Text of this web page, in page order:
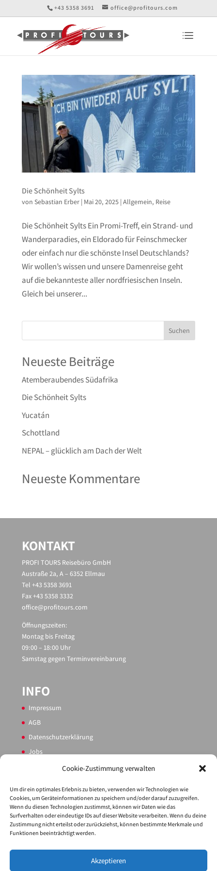
Cookie-Zustimmung verwalten
Um dir ein optimales Erlebnis zu bieten, verwenden wir Technologien wie
Cookies, um Geräteinformationen zu speichern und/oder darauf zuzugreifen.
Wenn du diesen Technologien zustimmst, können wir Daten wie das
Surfverhalten oder eindeutige IDs auf dieser Website verarbeiten. Wenn du deine
Zustimmung nicht erteilst oder zurückziehst, können bestimmte Merkmale und
Funktionen beeinträchtigt werden.
Akzeptieren
+43 5358 3691 office@profitours.com
Die Schönheit Sylts
von Sebastian Erber| Mai 20, 2025| Allgemein, Reise
Die Schönheit Sylts Ein Promi-Treff, ein Strand- und
Wanderparadies, ein Eldorado für Feinschmecker
oder einfach nur die schönste Insel Deutschlands?
Wir wollen’s wissen und unsere Damenreise geht
auf die bekannteste aller nordfriesischen Inseln.
Gleich bei unserer...
Neueste Beiträge
Atemberaubendes Südafrika
Die Schönheit Sylts
Yucatán
Schottland
NEPAL – glücklich am Dach der Welt
Neueste Kommentare
KONTAKT
PROFI TOURS Reisebüro GmbH
Austraße 2a, A – 6352 Ellmau
Tel +43 5358 3691
Fax +43 5358 3332
office@profitours.com
Öffnungszeiten:
Montag bis Freitag
09:00 – 18:00 Uhr
Samstag gegen Terminvereinbarung
INFO
Impressum
AGB
Datenschutzerklärung
Jobs
PARTNER
Service